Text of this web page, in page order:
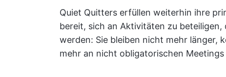
Quiet Quitters erfüllen weiterhin ihre
bereit, sich an Aktivitäten zu beteiligen,
werden: Sie bleiben nicht mehr länger,
mehr an nicht obligatorischen Meetings